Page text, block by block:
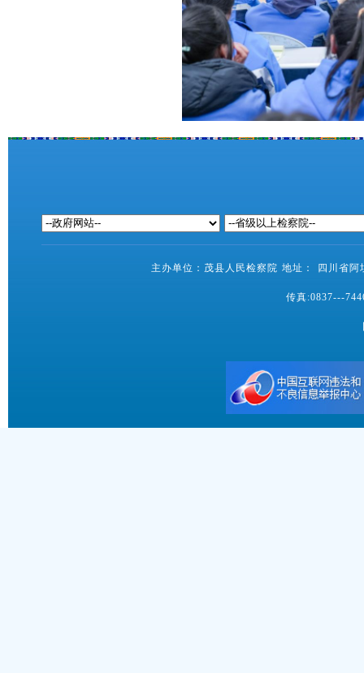
主办单位：茂县人民检察院 地址： 四川省
传真:0837---